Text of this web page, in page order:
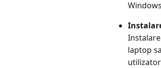
laptop